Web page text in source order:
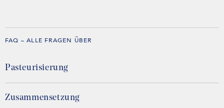
FAQ – ALLE FRAGEN ÜBER
Pasteurisierung
Zusammensetzung